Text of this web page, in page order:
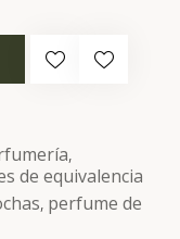
,
de equivalencia
, perfume de